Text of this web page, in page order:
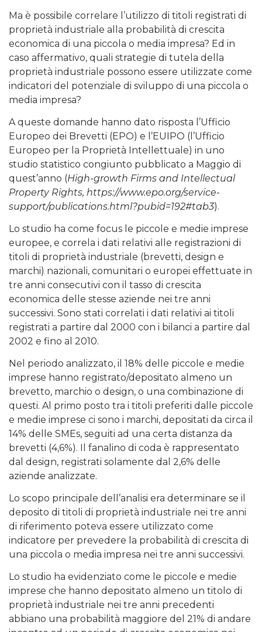
Ma è possibile correlare l’utilizzo di titoli registrati di
proprietà industriale alla probabilità di crescita
economica di una piccola o media impresa? Ed in
caso affermativo, quali strategie di tutela della
proprietà industriale possono essere utilizzate come
indicatori del potenziale di sviluppo di una piccola o
media impresa?
A queste domande hanno dato risposta l’Ufficio
Europeo dei Brevetti (EPO) e l’EUIPO (l’Ufficio
Europeo per la Proprietà Intellettuale) in uno
studio statistico congiunto pubblicato a Maggio di
quest’anno (High-growth Firms and Intellectual
Property Rights, https://www.epo.org/service-
support/publications.html?pubid=192#tab3).
Lo studio ha come focus le piccole e medie imprese
europee, e correla i dati relativi alle registrazioni di
titoli di proprietà industriale (brevetti, design e
marchi) nazionali, comunitari o europei effettuate in
tre anni consecutivi con il tasso di crescita
economica delle stesse aziende nei tre anni
successivi. Sono stati correlati i dati relativi ai titoli
registrati a partire dal 2000 con i bilanci a partire dal
2002 e fino al 2010.
Nel periodo analizzato, il 18% delle piccole e medie
imprese hanno registrato/depositato almeno un
brevetto, marchio o design, o una combinazione di
questi. Al primo posto tra i titoli preferiti dalle piccole
e medie imprese ci sono i marchi, depositati da circa il
14% delle SMEs, seguiti ad una certa distanza da
brevetti (4,6%). Il fanalino di coda è rappresentato
dal design, registrati solamente dal 2,6% delle
aziende analizzate.
Lo scopo principale dell’analisi era determinare se il
deposito di titoli di proprietà industriale nei tre anni
di riferimento poteva essere utilizzato come
indicatore per prevedere la probabilità di crescita di
una piccola o media impresa nei tre anni successivi.
Lo studio ha evidenziato come le piccole e medie
imprese che hanno depositato almeno un titolo di
proprietà industriale nei tre anni precedenti
abbiano una probabilità maggiore del 21% di andare